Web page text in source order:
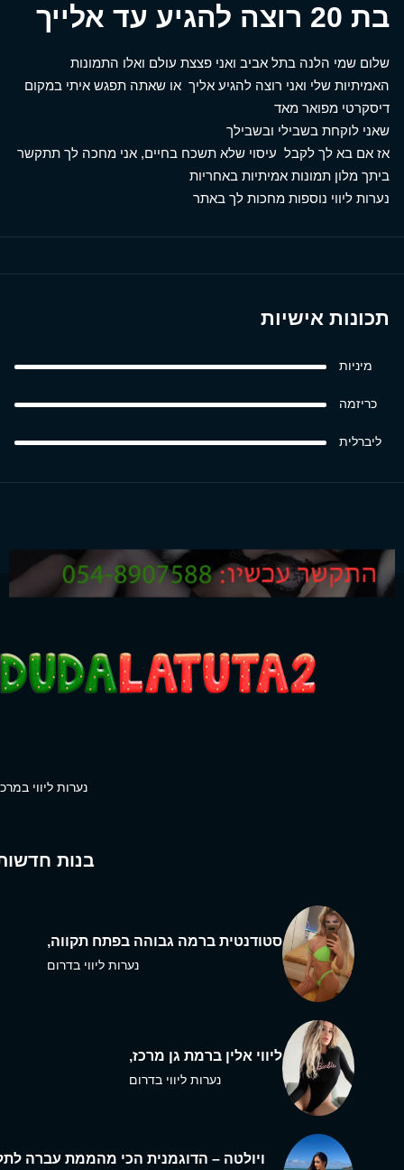
בת 20 רוצה להגיע עד אלייך
שלום שמי הלנה בתל אביב ואני פצצת עולם ואלו התמונות
האמיתיות שלי ואני רוצה להגיע אליך או שאתה תפגש איתי במקום
דיסקרטי מפואר מאד
שאני לוקחת בשבילי ובשבילך
אז אם בא לך לקבל עיסוי שלא תשכח בחיים, אני מחכה לך תתקשר
ביתך מלון תמונות אמיתיות באחריות
נערות ליווי נוספות מחכות לך באתר
תכונות אישיות
מיניות
כריזמה
ליברלית
נערות ליווי
בנות
סטודנטית ברמה גבוהה בפתח תקווה,
נערות ליווי בדרום
ליווי אלין ברמת גן מרכז,
נערות ליווי בדרום
ויולטה – הדוגמנית הכי מהממת עברה